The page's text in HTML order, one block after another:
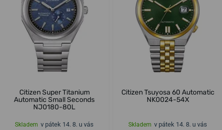
Citizen Super Titanium
Automatic Small Seconds
NJ0180-80L
Skladem v pátek 14. 8. u vás
Citizen Tsuyosa 60 Automatic
NK0024-54X
Skladem v pátek 14. 8. u vás